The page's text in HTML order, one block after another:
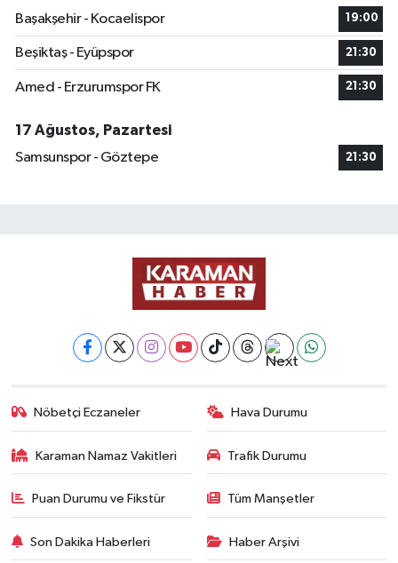
Başakşehir - Kocaelispor
19:00
Beşiktaş - Eyüpspor 21:30
Amed - Erzurumspor FK 21:30
17 Ağustos, Pazartesi
Samsunspor - Göztepe
21:30
Nöbetçi Eczaneler Hava Durumu
Karaman Namaz Vakitleri Trafik Durumu
Puan Durumu ve Fikstür Tüm Manşetler
Son Dakika Haberleri Haber Arşivi